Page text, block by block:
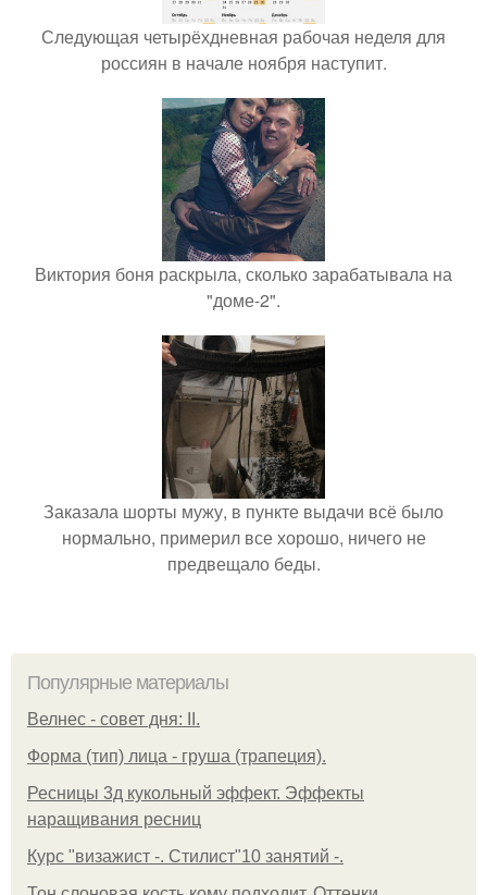
Следующая четырёхдневная рабочая неделя для
россиян в начале ноября наступит.
Виктория боня раскрыла, сколько зарабатывала на
"доме-2".
Заказала шорты мужу, в пункте выдачи всё было
нормально, примерил все хорошо, ничего не
предвещало беды.
Популярные материалы
Велнес - совет дня: II.
Форма (тип) лица - груша (трапеция).
Ресницы 3д кукольный эффект. Эффекты
наращивания ресниц
Курс "визажист -. Стилист"10 занятий -.